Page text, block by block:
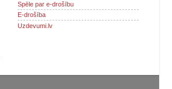
Spēle par e-drošību
E-drošība
Uzdevumi.lv